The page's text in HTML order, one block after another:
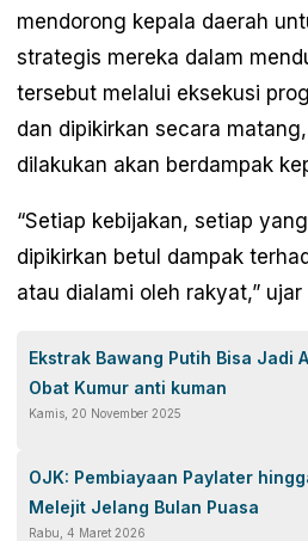
mendorong kepala daerah
strategis mereka dalam
tersebut melalui eksekusi
dan dipikirkan secara
dilakukan akan berdampak
“Setiap kebijakan, setiap
dipikirkan betul dampak
atau dialami oleh rakyat,” ujar
Ekstrak Bawang Putih Bisa Jadi
Obat Kumur anti kuman
Kamis, 20 November 2025
OJK: Pembiayaan Paylater
Melejit Jelang Bulan Puasa
Rabu, 4 Maret 2026